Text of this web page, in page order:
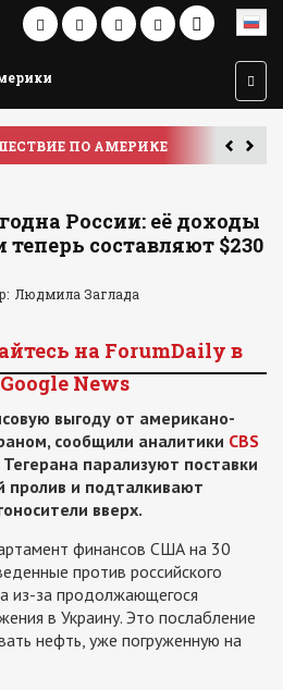
России: её доходы
теперь составляют $230
Людмила Заглада
на ForumDaily в
Google News
выгоду от американо-
сообщили аналитики CBS
парализуют поставки
пролив и подталкивают
вверх.
финансов США на 30
против российского
из-за продолжающегося
в Украину. Это послабление
нефть, уже погруженную на